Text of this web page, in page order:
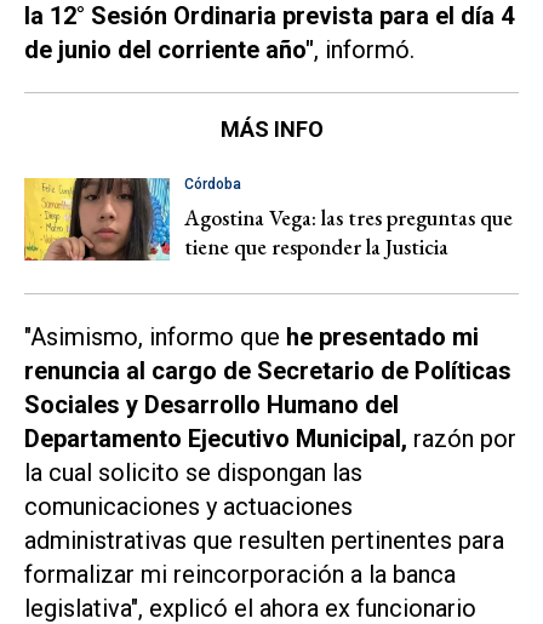
la 12° Sesión Ordinaria prevista para el día 4
de junio del corriente año", informó.
MÁS INFO
Córdoba
Agostina Vega: las tres preguntas que
tiene que responder la Justicia
"Asimismo, informo que he presentado mi
renuncia al cargo de Secretario de Políticas
Sociales y Desarrollo Humano del
Departamento Ejecutivo Municipal, razón por
la cual solicito se dispongan las
comunicaciones y actuaciones
administrativas que resulten pertinentes para
formalizar mi reincorporación a la banca
legislativa", explicó el ahora ex funcionario